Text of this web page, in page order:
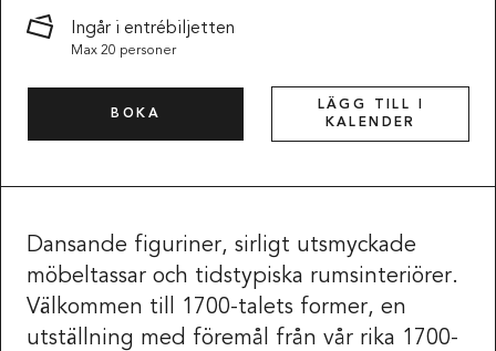
Ingår i entrébiljetten
Max 20 personer
BOKA
LÄGG TILL I
KALENDER
Dansande figuriner, sirligt utsmyckade
möbeltassar och tidstypiska rumsinteriörer.
Välkommen till 1700-talets former, en
utställning med föremål från vår rika 1700-